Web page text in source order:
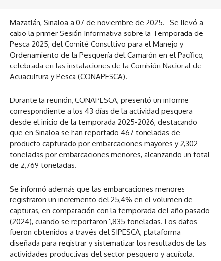
Mazatlán, Sinaloa a 07 de noviembre de 2025.- Se llevó a
cabo la primer Sesión Informativa sobre la Temporada de
Pesca 2025, del Comité Consultivo para el Manejo y
Ordenamiento de la Pesquería del Camarón en el Pacífico,
celebrada en las instalaciones de la Comisión Nacional de
Acuacultura y Pesca (CONAPESCA).
Durante la reunión, CONAPESCA, presentó un informe
correspondiente a los 43 días de la actividad pesquera
desde el inicio de la temporada 2025-2026, destacando
que en Sinaloa se han reportado 467 toneladas de
producto capturado por embarcaciones mayores y 2,302
toneladas por embarcaciones menores, alcanzando un total
de 2,769 toneladas.
Se informó además que las embarcaciones menores
registraron un incremento del 25,4% en el volumen de
capturas, en comparación con la temporada del año pasado
(2024), cuando se reportaron 1,835 toneladas. Los datos
fueron obtenidos a través del SIPESCA, plataforma
diseñada para registrar y sistematizar los resultados de las
actividades productivas del sector pesquero y acuícola.